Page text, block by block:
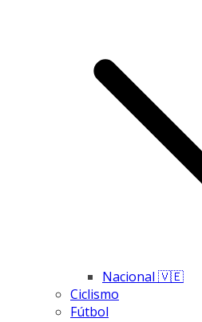
Nacional 🇻🇪
Ciclismo
Fútbol